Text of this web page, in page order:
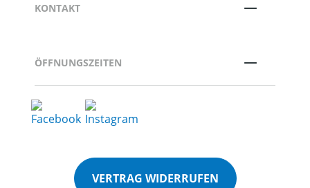
KONTAKT
ÖFFNUNGSZEITEN
VERTRAG WIDERRUFEN